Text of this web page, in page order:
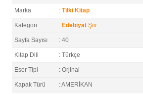
Marka : Tilki Kitap
Kategori : Edebiyat Şiir
Sayfa Sayısı : 40
Kitap Dili : Türkçe
Eser Tipi : Orjinal
Kapak Türü : AMERİKAN